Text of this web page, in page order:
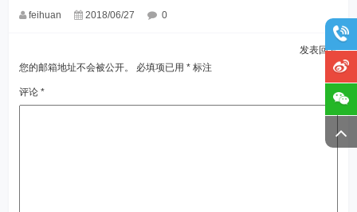
feihuan 2018/06/27 0
发表回复
您的邮箱地址不会被公开。
必填项已用 *标注
评论 *